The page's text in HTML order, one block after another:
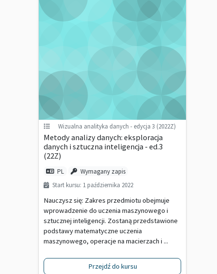
Wizualna analityka danych - edycja 3 (2022Z)
Metody analizy danych: eksploracja
danych i sztuczna inteligencja - ed.3
(22Z)
PL Wymagany zapis
Start kursu: 1 października 2022
Nauczysz się: Zakres przedmiotu obejmuje
wprowadzenie do uczenia maszynowego i
sztucznej inteligencji. Zostaną przedstawione
podstawy matematyczne uczenia
maszynowego, operacje na macierzach i ...
Przejdź do kursu